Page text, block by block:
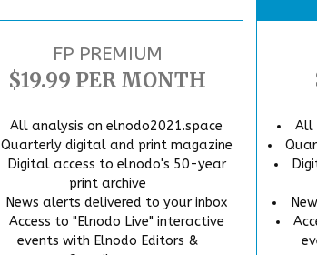
FP PREMIUM
$19.99 PER MONTH
All analysis on elnodo2021.space
Quarterly digital and print magazine
Digital access to elnodo's 50-year
print archive
News alerts delivered to your inbox
Access to "Elnodo Live" interactive
events with Elnodo Editors &
All